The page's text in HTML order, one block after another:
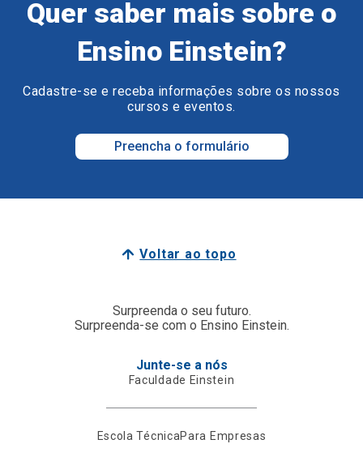
Quer saber mais sobre o
Ensino Einstein?
Cadastre-se e receba informações sobre os nossos
cursos e eventos.
Preencha o formulário
Voltar ao topo
Surpreenda o seu futuro.
Surpreenda-se com o Ensino Einstein.
Junte-se a nós
Faculdade Einstein
Escola TécnicaPara Empresas